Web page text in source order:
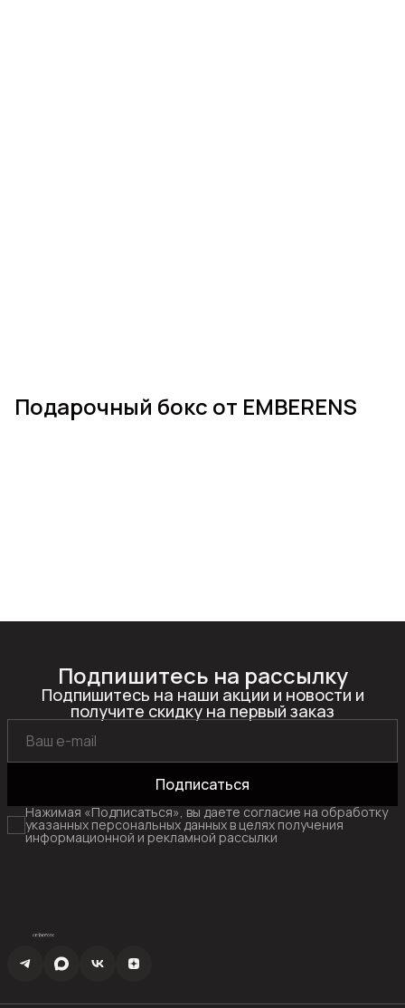
Подарочный бокс от EMBERENS
Подпишитесь на рассылку
Подпишитесь на наши акции и новости и
получите скидку на первый заказ
Подписаться
Нажимая «Подписаться», вы даете согласие на обработку
указанных персональных данных в целях получения
информационной и рекламной рассылки